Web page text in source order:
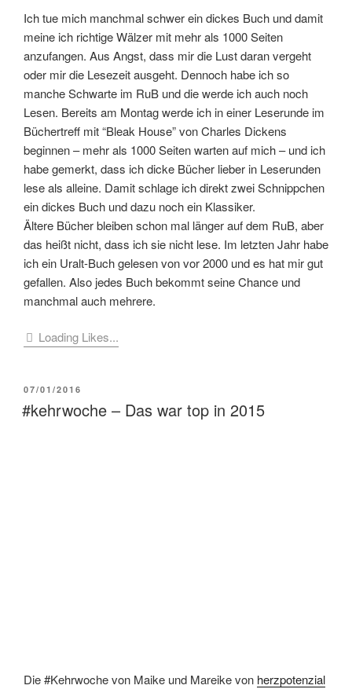
Ich tue mich manchmal schwer ein dickes Buch und damit
meine ich richtige Wälzer mit mehr als 1000 Seiten
anzufangen. Aus Angst, dass mir die Lust daran vergeht
oder mir die Lesezeit ausgeht. Dennoch habe ich so
manche Schwarte im RuB und die werde ich auch noch
Lesen. Bereits am Montag werde ich in einer Leserunde im
Büchertreff mit “Bleak House” von Charles Dickens
beginnen – mehr als 1000 Seiten warten auf mich – und ich
habe gemerkt, dass ich dicke Bücher lieber in Leserunden
lese als alleine. Damit schlage ich direkt zwei Schnippchen
ein dickes Buch und dazu noch ein Klassiker.
Ältere Bücher bleiben schon mal länger auf dem RuB, aber
das heißt nicht, dass ich sie nicht lese. Im letzten Jahr habe
ich ein Uralt-Buch gelesen von vor 2000 und es hat mir gut
gefallen. Also jedes Buch bekommt seine Chance und
manchmal auch mehrere.
Loading Likes...
VERÖFFENTLICHT
AM
07/01/2016
#kehrwoche – Das war top in 2015
Die #Kehrwoche von Maike und Mareike von herzpotenzial